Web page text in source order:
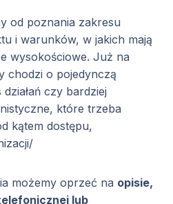
od poznania zakresu
i warunków, w jakich mają
wysokościowe. Już na
chodzi o pojedynczą
czy bardziej
które trzeba
kątem dostępu,
możemy oprzeć na opisie,
lub